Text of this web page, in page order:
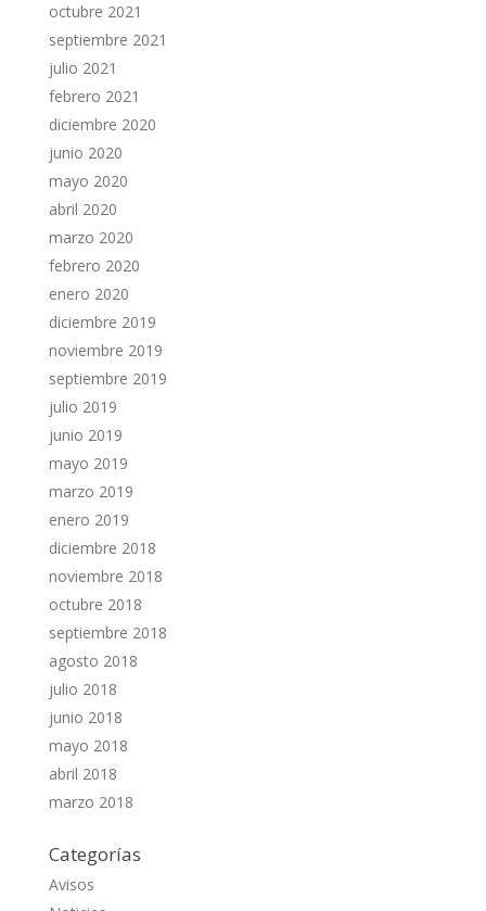
octubre 2021
septiembre 2021
julio 2021
febrero 2021
diciembre 2020
junio 2020
mayo 2020
abril 2020
marzo 2020
febrero 2020
enero 2020
diciembre 2019
noviembre 2019
septiembre 2019
julio 2019
junio 2019
mayo 2019
marzo 2019
enero 2019
diciembre 2018
noviembre 2018
octubre 2018
septiembre 2018
agosto 2018
julio 2018
junio 2018
mayo 2018
abril 2018
marzo 2018
Categorías
Avisos